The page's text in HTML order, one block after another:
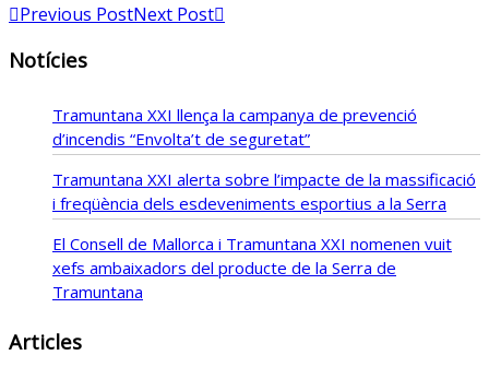
Previous PostNext Post
Notícies
Tramuntana XXI llença la campanya de prevenció
d’incendis “Envolta’t de seguretat”
Tramuntana XXI alerta sobre l’impacte de la massificació
i freqüència dels esdeveniments esportius a la Serra
El Consell de Mallorca i Tramuntana XXI nomenen vuit
xefs ambaixadors del producte de la Serra de
Tramuntana
Articles